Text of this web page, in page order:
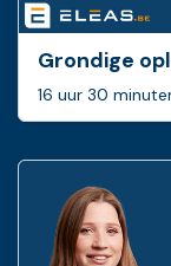
Grondige
16 uur 30